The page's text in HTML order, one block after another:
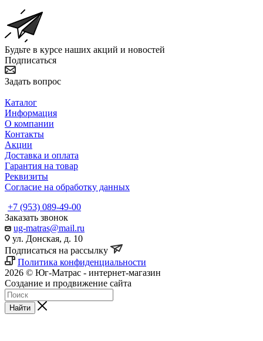
Будьте в курсе наших акций и новостей
Подписаться
Задать вопрос
Каталог
Информация
О компании
Контакты
Акции
Доставка и оплата
Гарантия на товар
Реквизиты
Согласие на обработку данных
+7 (953) 089-49-00
Заказать звонок
ug-matras@mail.ru
ул. Донская, д. 10
Подписаться на рассылку
Политика конфиденциальности
2026 © Юг-Матрас - интернет-магазин
Создание и продвижение сайта
Найти